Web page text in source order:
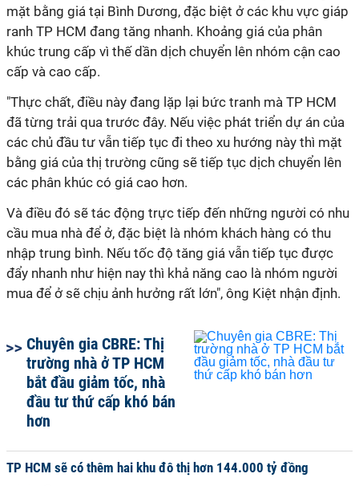
mặt bằng giá tại Bình Dương, đặc biệt ở các khu vực giáp
ranh TP HCM đang tăng nhanh. Khoảng giá của phân
khúc trung cấp vì thế dần dịch chuyển lên nhóm cận cao
cấp và cao cấp.
"Thực chất, điều này đang lặp lại bức tranh mà TP HCM
đã từng trải qua trước đây. Nếu việc phát triển dự án của
các chủ đầu tư vẫn tiếp tục đi theo xu hướng này thì mặt
bằng giá của thị trường cũng sẽ tiếp tục dịch chuyển lên
các phân khúc có giá cao hơn.
Và điều đó sẽ tác động trực tiếp đến những người có nhu
cầu mua nhà để ở, đặc biệt là nhóm khách hàng có thu
nhập trung bình. Nếu tốc độ tăng giá vẫn tiếp tục được
đẩy nhanh như hiện nay thì khả năng cao là nhóm người
mua để ở sẽ chịu ảnh hưởng rất lớn", ông Kiệt nhận định.
Chuyên gia CBRE: Thị
trường nhà ở TP HCM
bắt đầu giảm tốc, nhà
đầu tư thứ cấp khó bán
hơn
TP HCM sẽ có thêm hai khu đô thị hơn 144.000 tỷ đồng